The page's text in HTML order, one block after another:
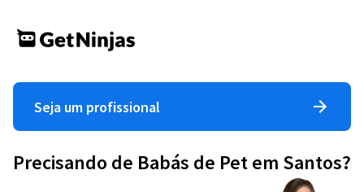
Seja um profissional
Precisando de Babás de Pet em Santos?